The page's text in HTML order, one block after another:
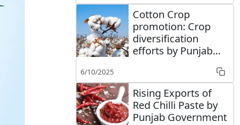
Cotton Crop
promotion: Crop
diversification
efforts by Punjab
6/10/2025
Rising Exports of
Red Chilli Paste by
Punjab Government